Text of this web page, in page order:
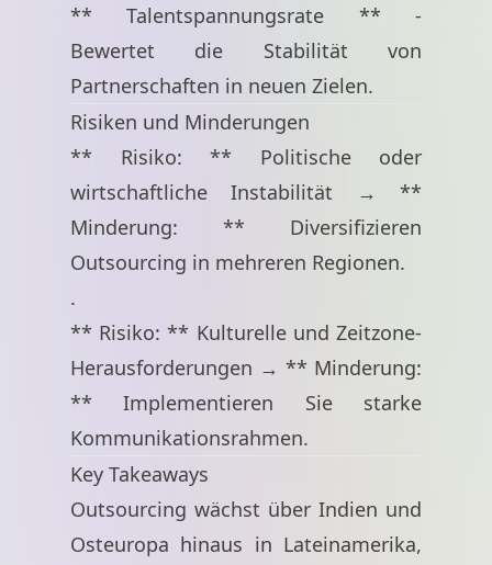
** Talentspannungsrate ** -
Bewertet die Stabilität von
Partnerschaften in neuen Zielen.
Risiken und Minderungen
** Risiko: ** Politische oder
wirtschaftliche Instabilität → **
Minderung: ** Diversifizieren
Outsourcing in mehreren Regionen.
.
** Risiko: ** Kulturelle und Zeitzone-
Herausforderungen → ** Minderung:
** Implementieren Sie starke
Kommunikationsrahmen.
Key Takeaways
Outsourcing wächst über Indien und
Osteuropa hinaus in Lateinamerika,